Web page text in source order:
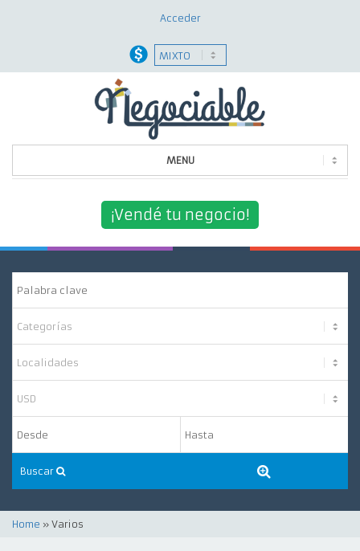
Acceder
MENU
¿Por Qué Elegirnos?
¡Vendé tu negocio!
Buscar
Home » Varios